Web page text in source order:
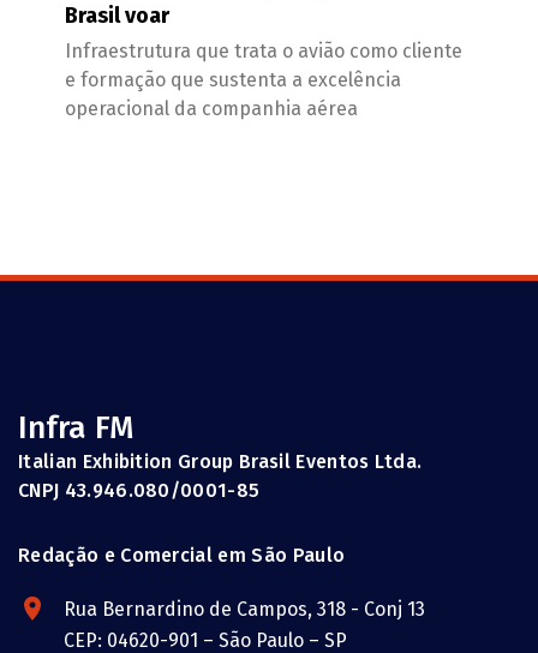
Brasil voar
Infraestrutura que trata o avião como cliente
e formação que sustenta a excelência
operacional da companhia aérea
Infra FM
Italian Exhibition Group Brasil Eventos Ltda.
CNPJ 43.946.080/0001-85
Redação e Comercial em São Paulo
Rua Bernardino de Campos, 318 - Conj 13
CEP: 04620-901 – São Paulo – SP